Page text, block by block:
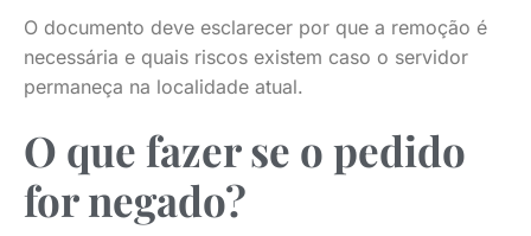
O documento deve esclarecer por que a remoção é
necessária e quais riscos existem caso o servidor
permaneça na localidade atual.
O que fazer se o pedido
for negado?